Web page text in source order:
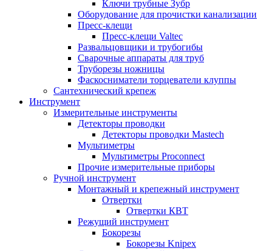
Ключи трубные Зубр
Оборудование для прочистки канализации
Пресс-клещи
Пресс-клещи Valtec
Развальцовщики и трубогибы
Сварочные аппараты для труб
Труборезы ножницы
Фаскосниматели торцеватели клуппы
Сантехнический крепеж
Инструмент
Измерительные инструменты
Детекторы проводки
Детекторы проводки Mastech
Мультиметры
Мультиметры Proconnect
Прочие измерительные приборы
Ручной инструмент
Монтажный и крепежный инструмент
Отвертки
Отвертки КВТ
Режущий инструмент
Бокорезы
Бокорезы Knipex